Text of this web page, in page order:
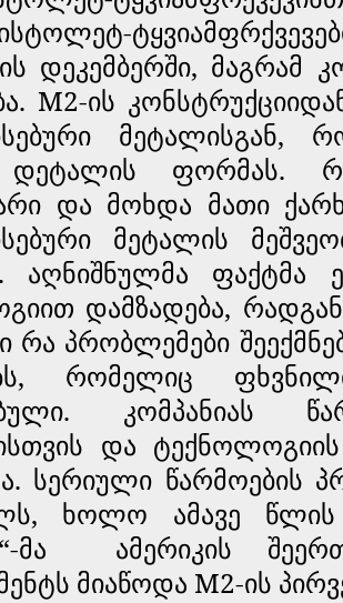
დეკემბერში, მაგრამ
M2-ის
მეტალისგან,
დეტალის ფორმას.
და მოხდა მათი
მეტალის
აღნიშნულმა ფაქტმა
დამზადება,
რა პრობლემები
რომელიც
კომპანიას
და
სერიული წარმოების
ხოლო ამავე წლის
მა
ამერიკის
მიაწოდა M2-ის